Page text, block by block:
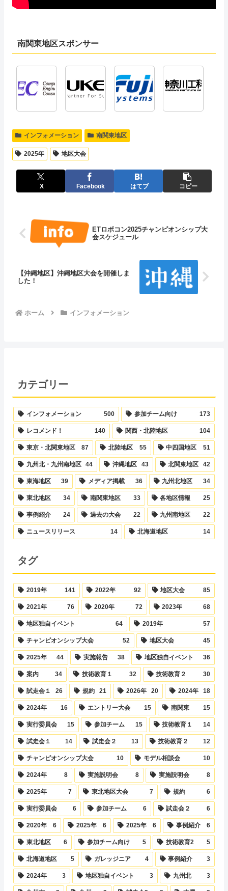
南関東地区スポンサー
インフォメーション 南関東地区
2025年 地区大会
X Facebook はてブ コピー
ETロボコン2025チャンピオンシップ大
会スケジュール
【沖縄地区】沖縄地区大会を開催しま
した！
ホーム インフォメーション
カテゴリー
インフォメーション 500 参加チーム向け 173
レコメンド！ 140 関西・北陸地区 104
東京・北関東地区 87 北陸地区 55 中四国地区 51
九州北・九州南地区 44 沖縄地区 43 北関東地区 42
東海地区 39 メディア掲載 36 九州北地区 34
東北地区 34 南関東地区 33 各地区情報 25
事例紹介 24 過去の大会 22 九州南地区 22
ニュースリリース 14 北海道地区 14
タグ
2019年 141 2022年 92 地区大会 85
2021年 76 2020年 72 2023年 68
地区独自イベント 64 2019年 57
チャンピオンシップ大会 52 地区大会 45
2025年 44 実施報告 38 地区独自イベント 36
案内 34 技術教育１ 32 技術教育２ 30
試走会１ 26 規約 21 2026年 20 2024年 18
2024年 16 エントリー大会 15 南関東 15
実行委員会 15 参加チーム 15 技術教育１ 14
試走会１ 14 試走会２ 13 技術教育２ 12
チャンピオンシップ大会 10 モデル相談会 10
2024年 8 実施説明会 8 実施説明会 8
2025年 7 東北地区大会 7 規約 6
実行委員会 6 参加チーム 6 試走会２ 6
2020年 6 2025年 6 2025年 6 事例紹介 6
東北地区 6 参加チーム向け 5 技術教育2 5
北海道地区 5 ガレッジニア 4 事例紹介 3
2024年 3 地区独自イベント 3 九州北 3